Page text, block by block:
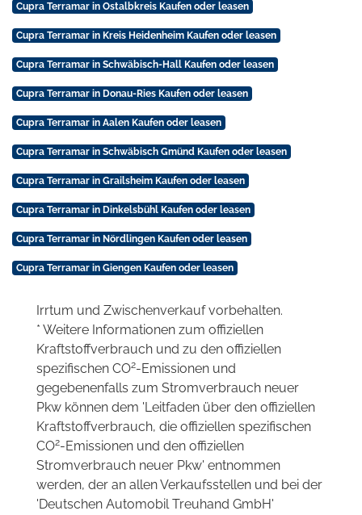
Cupra Terramar in Ostalbkreis Kaufen oder leasen
Cupra Terramar in Kreis Heidenheim Kaufen oder leasen
Cupra Terramar in Schwäbisch-Hall Kaufen oder leasen
Cupra Terramar in Donau-Ries Kaufen oder leasen
Cupra Terramar in Aalen Kaufen oder leasen
Cupra Terramar in Schwäbisch Gmünd Kaufen oder leasen
Cupra Terramar in Grailsheim Kaufen oder leasen
Cupra Terramar in Dinkelsbühl Kaufen oder leasen
Cupra Terramar in Nördlingen Kaufen oder leasen
Cupra Terramar in Giengen Kaufen oder leasen
Irrtum und Zwischenverkauf vorbehalten.
* Weitere Informationen zum offiziellen
Kraftstoffverbrauch und zu den offiziellen
spezifischen CO2-Emissionen und
gegebenenfalls zum Stromverbrauch neuer
Pkw können dem 'Leitfaden über den offiziellen
Kraftstoffverbrauch, die offiziellen spezifischen
CO2-Emissionen und den offiziellen
Stromverbrauch neuer Pkw' entnommen
werden, der an allen Verkaufsstellen und bei der
'Deutschen Automobil Treuhand GmbH'